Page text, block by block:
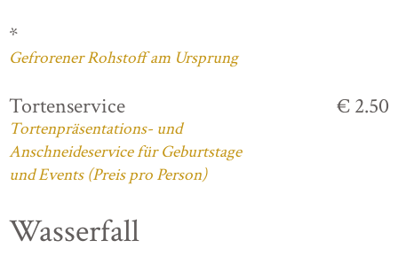
*
Gefrorener Rohstoff am Ursprung
Tortenservice
Tortenpräsentations- und
Anschneideservice für Geburtstage
und Events (Preis pro Person)
€ 2.50
Wasserfall